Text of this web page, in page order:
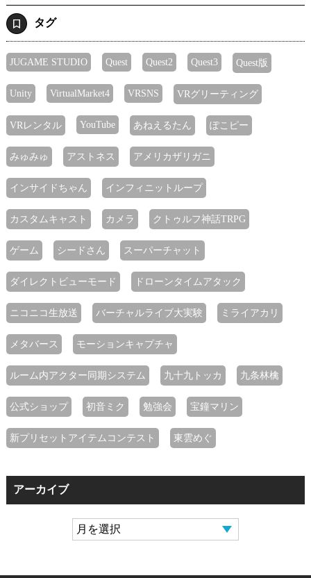
タグ
JUGAME STUDIO Quest Quest2 Quest3 Quest版
Unity VirtualMarket4 VRSNS VRグリーティング
VRレンタル YouTube あねえるたん ぽこピー
みゅみゅ アストネス アメリカザリガニ
インサイドちゃん インフィニットループ
カスタムキャスト カメラ クトゥルフ神話TRPG
ゲーム シードさん スーパーチャット
ダイレクトビューモード ドローンタイムアタック
ニコニコ生放送 バーチャルライブ大実験 ミライアカリ
メタバース モーションキャプチャ
ルーム内アクター同期システム 九十九トッカ 九条林檎
公式ショップ 初音ミク 勉強会 宝鐘マリン
新プリセットアイテムコンテスト 東雲めぐ
アーカイブ